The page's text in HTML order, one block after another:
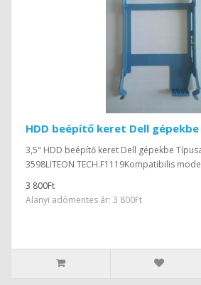
HDD beépítő keret Dell gépekbe
3,5" HDD beépítő keret Dell gépekbe
3598LITEON TECH.F1119Kompatibilis
3 800Ft
Alanyi adómentes ár: 3 800Ft